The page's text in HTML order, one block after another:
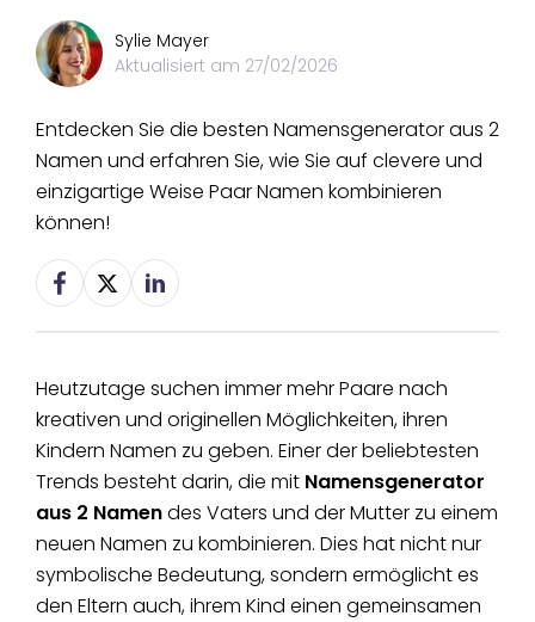
Sylie Mayer
Aktualisiert am 27/02/2026
Entdecken Sie die besten Namensgenerator aus 2
Namen und erfahren Sie, wie Sie auf clevere und
einzigartige Weise Paar Namen kombinieren
können!
Heutzutage suchen immer mehr Paare nach
kreativen und originellen Möglichkeiten, ihren
Kindern Namen zu geben. Einer der beliebtesten
Trends besteht darin, die mit Namensgenerator
aus 2 Namendes Vaters und der Mutter zu einem
neuen Namen zu kombinieren. Dies hat nicht nur
symbolische Bedeutung, sondern ermöglicht es
den Eltern auch, ihrem Kind einen gemeinsamen